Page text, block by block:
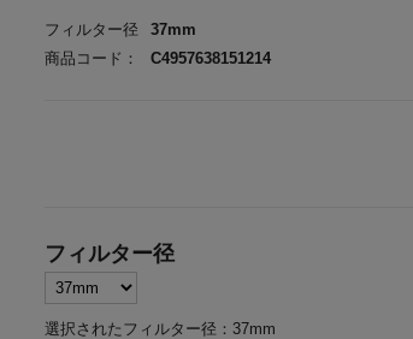
商品コード： C4957638151214
フィルター径 37mm
フィルター径
選択されたフィルター径：37mm